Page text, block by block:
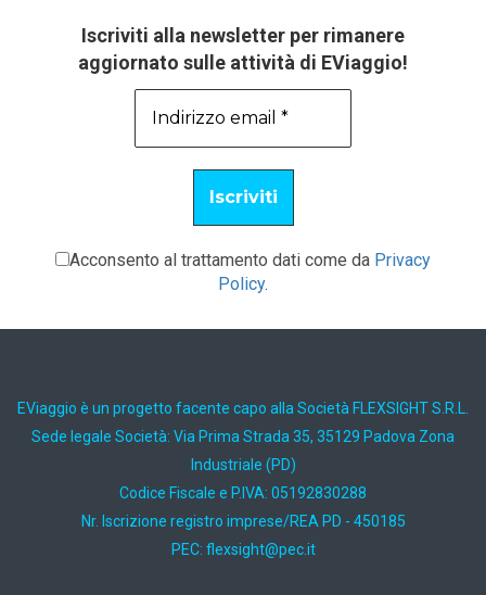
Iscriviti alla newsletter per rimanere
aggiornato sulle attività di EViaggio!
Acconsento al trattamento dati come da Privacy
Policy.
EViaggio è un progetto facente capo alla Società FLEXSIGHT S.R.L.
Sede legale Società: Via Prima Strada 35, 35129 Padova Zona
Industriale (PD)
Codice Fiscale e P.IVA: 05192830288
Nr. Iscrizione registro imprese/REA PD - 450185
PEC: ti.cep@thgisxelf